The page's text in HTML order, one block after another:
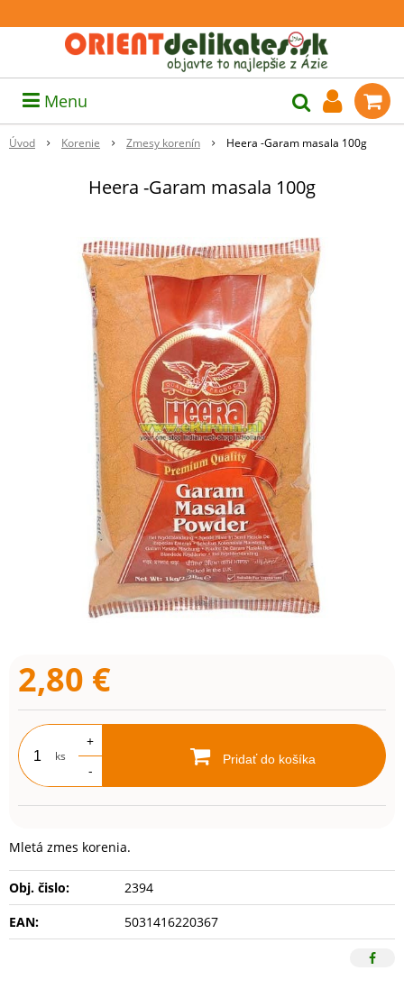
Menu
Úvod Korenie Zmesy korenín Heera -Garam masala 100g
Heera -Garam masala 100g
2,80 €
ks
+
-
Pridať do košíka
Mletá zmes korenia.
Obj. čislo:
2394
EAN:
5031416220367